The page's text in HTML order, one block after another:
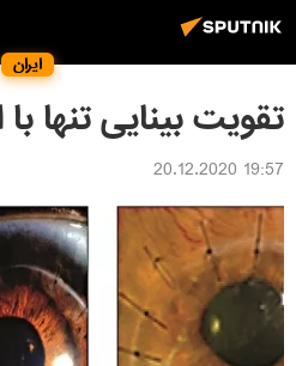
ایران
تقویت بینایی تنها
19:57 20.12.2020